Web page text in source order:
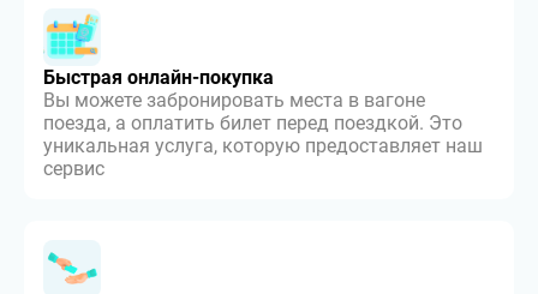
Быстрая онлайн-покупка
Вы можете забронировать места в вагоне
поезда, а оплатить билет перед поездкой. Это
уникальная услуга, которую предоставляет наш
сервис